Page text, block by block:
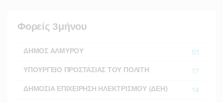
Φορείς 3μήνου
ΔΗΜΟΣ ΑΛΜΥΡΟΥ 51
ΥΠΟΥΡΓΕΙΟ ΠΡΟΣΤΑΣΙΑΣ ΤΟΥ ΠΟΛΙΤΗ 17
ΔΗΜΟΣΙΑ ΕΠΙΧΕΙΡΗΣΗ ΗΛΕΚΤΡΙΣΜΟΥ (ΔΕΗ) 14